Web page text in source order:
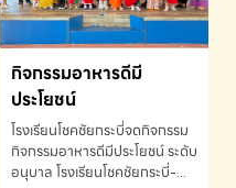
COMPETITION 2026 - ถ้วย
รางวัลรองชนะเลิศอันดับที่ 2
Mental Arithmetic
Competition K2 - ถ้วยรางวัล
รองชนะเลิศอันดับที่ 2 Mental
K2(Grop) โรงเรียนโชคชัยกระบี่-
สอบถามข้อมูลเพิ่มเติม โทร.
075-691910
กิจกรรมอาหารดีมี
ประโยชน์
โรงเรียนโชคชัยกระบี่จดกิจกรรม
กิจกรรมอาหารดีมีประโยชน์ ระดับ
อนุบาล โรงเรียนโชคชัยกระบี่-